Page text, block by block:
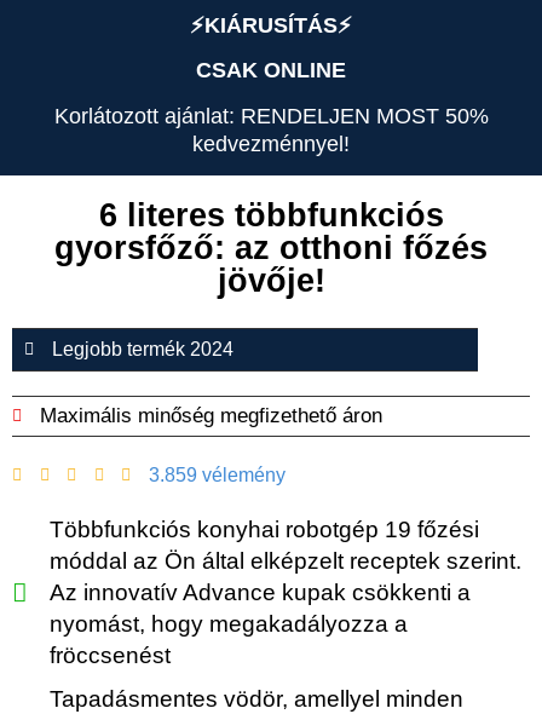
⚡️KIÁRUSÍTÁS⚡️
CSAK ONLINE
Korlátozott ajánlat: RENDELJEN MOST 50%
kedvezménnyel!
6 literes többfunkciós
gyorsfőző: az otthoni főzés
jövője!
Legjobb termék 2024
Maximális minőség megfizethető áron
3.859 vélemény
Többfunkciós konyhai robotgép 19 főzési
móddal az Ön által elképzelt receptek szerint.
Az innovatív Advance kupak csökkenti a
nyomást, hogy megakadályozza a
fröccsenést
Tapadásmentes vödör, amellyel minden